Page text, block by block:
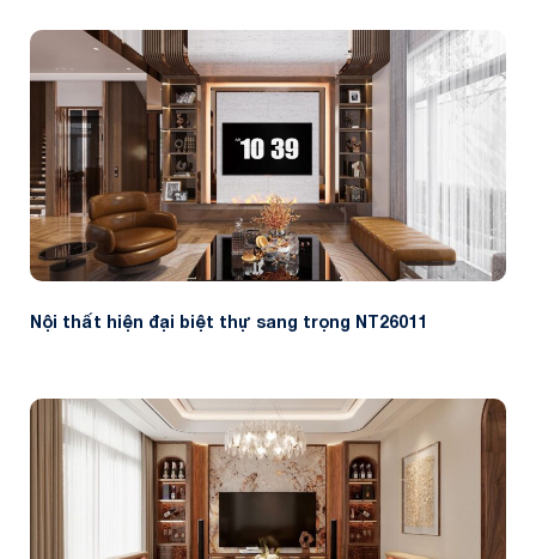
Nội thất hiện đại biệt thự sang trọng NT26011